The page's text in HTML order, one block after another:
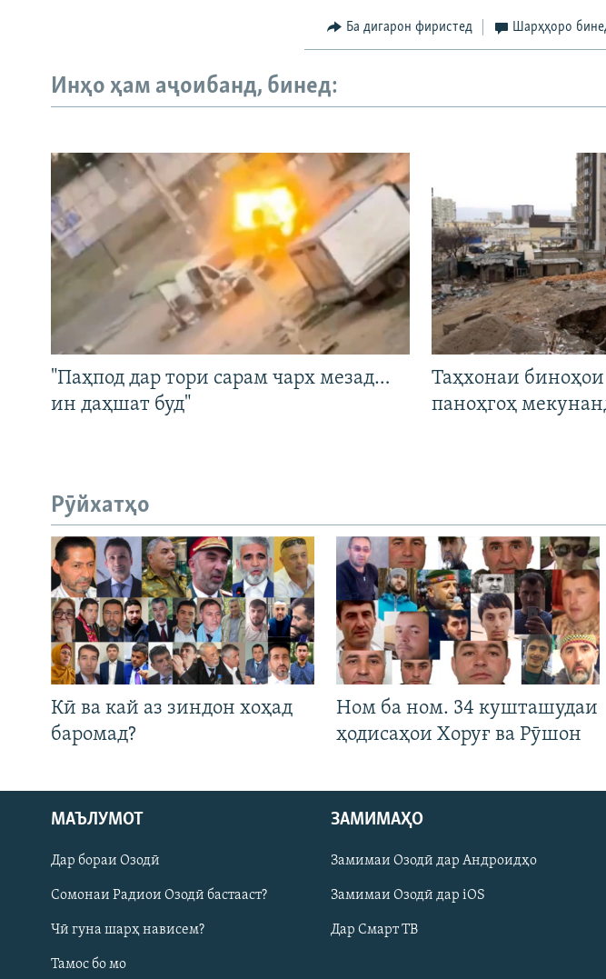
Русский
ПАЙГИРӢ КУНЕД
Ба дигарон фиристед Шарҳҳоро
Инҳо ҳам аҷоибанд, бинед:
"Паҳпод дар тори сарам чарх мезад…
ин даҳшат буд"
Таҳхонаи
паноҳгоҳ
Рӯйхатҳо
Кӣ ва кай аз зиндон хоҳад
баромад?
Ном ба ном. 34 кушташудаи
ҳодисаҳои Хоруғ ва Рӯшон
МАЪЛУМОТ
Дар бораи Озодӣ
Сомонаи Радиои Озодӣ бастааст?
Чӣ гуна шарҳ нависем?
Тамос бо мо
ЗАМИМАҲО
Замимаи Озодӣ дар Андроидҳо
Замимаи Озодӣ дар iOS
Дар Смарт ТВ